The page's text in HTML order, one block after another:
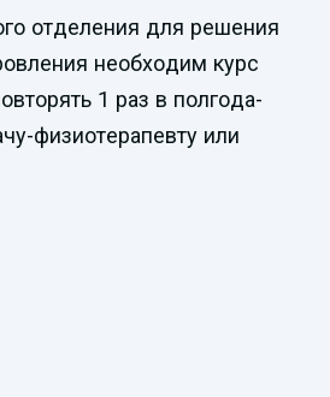
отделения для решения
необходим курс
1 раз в полгода-
физиотерапевту или